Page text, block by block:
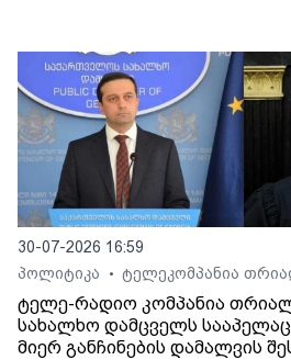
30-07-2026 16:59
პოლიტიკა
• ტელეკომპანია
ტელე-რადიო კომპანია
სახალხო დამცველს
მიერ განჩინების დამალვის